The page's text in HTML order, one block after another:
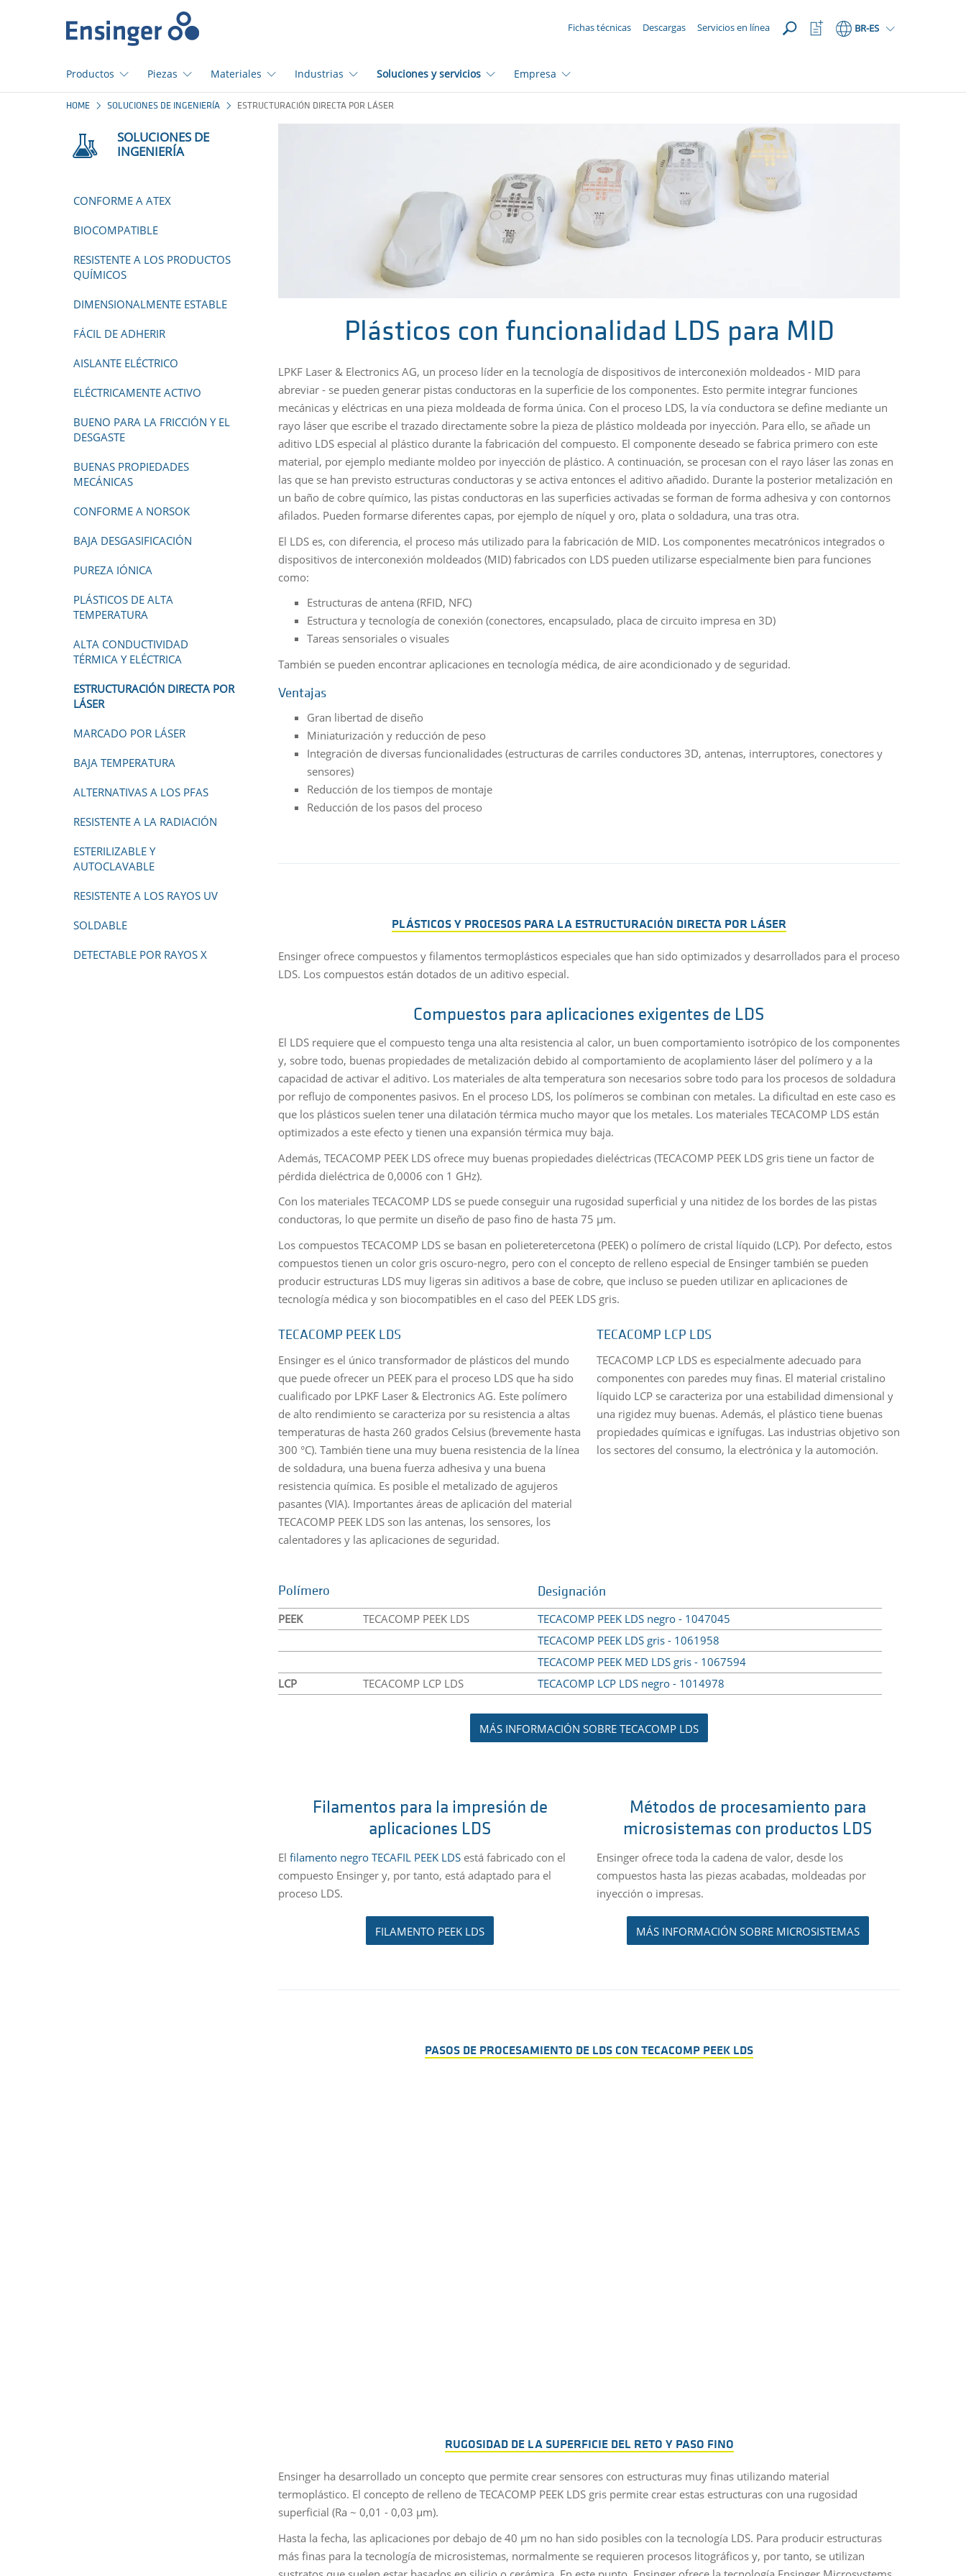
Fichas técnicas Descargas Servicios en línea BR-ES
Abrir
lista
Productos Piezas Materiales Industrias Soluciones y servicios Empresa
HOME SOLUCIONES DE INGENIERÍA ESTRUCTURACIÓN DIRECTA POR LÁSER
SOLUCIONES DE
INGENIERÍA
CONFORME A ATEX
BIOCOMPATIBLE
RESISTENTE A LOS PRODUCTOS
QUÍMICOS
DIMENSIONALMENTE ESTABLE
FÁCIL DE ADHERIR
AISLANTE ELÉCTRICO
ELÉCTRICAMENTE ACTIVO
BUENO PARA LA FRICCIÓN Y EL
DESGASTE
BUENAS PROPIEDADES
MECÁNICAS
CONFORME A NORSOK
BAJA DESGASIFICACIÓN
PUREZA IÓNICA
PLÁSTICOS DE ALTA
TEMPERATURA
ALTA CONDUCTIVIDAD
TÉRMICA Y ELÉCTRICA
ESTRUCTURACIÓN DIRECTA POR
LÁSER
MARCADO POR LÁSER
BAJA TEMPERATURA
ALTERNATIVAS A LOS PFAS
RESISTENTE A LA RADIACIÓN
ESTERILIZABLE Y
AUTOCLAVABLE
RESISTENTE A LOS RAYOS UV
SOLDABLE
DETECTABLE POR RAYOS X
Plásticos con funcionalidad LDS para MID
LPKF Laser & Electronics AG, un proceso líder en la tecnología de dispositivos de interconexión moldeados - MID para
abreviar - se pueden generar pistas conductoras en la superficie de los componentes. Esto permite integrar funciones
mecánicas y eléctricas en una pieza moldeada de forma única. Con el proceso LDS, la vía conductora se define mediante un
rayo láser que escribe el trazado directamente sobre la pieza de plástico moldeada por inyección. Para ello, se añade un
aditivo LDS especial al plástico durante la fabricación del compuesto. El componente deseado se fabrica primero con este
material, por ejemplo mediante moldeo por inyección de plástico. A continuación, se procesan con el rayo láser las zonas en
las que se han previsto estructuras conductoras y se activa entonces el aditivo añadido. Durante la posterior metalización en
un baño de cobre químico, las pistas conductoras en las superficies activadas se forman de forma adhesiva y con contornos
afilados. Pueden formarse diferentes capas, por ejemplo de níquel y oro, plata o soldadura, una tras otra.
El LDS es, con diferencia, el proceso más utilizado para la fabricación de MID. Los componentes mecatrónicos integrados o
dispositivos de interconexión moldeados (MID) fabricados con LDS pueden utilizarse especialmente bien para funciones
como:
Estructuras de antena (RFID, NFC)
Estructura y tecnología de conexión (conectores, encapsulado, placa de circuito impresa en 3D)
Tareas sensoriales o visuales
También se pueden encontrar aplicaciones en tecnología médica, de aire acondicionado y de seguridad.
Ventajas
Gran libertad de diseño
Miniaturización y reducción de peso
Integración de diversas funcionalidades (estructuras de carriles conductores 3D, antenas, interruptores, conectores y
sensores)
Reducción de los tiempos de montaje
Reducción de los pasos del proceso
PLÁSTICOS Y PROCESOS PARA LA ESTRUCTURACIÓN DIRECTA POR LÁSER
Ensinger ofrece compuestos y filamentos termoplásticos especiales que han sido optimizados y desarrollados para el proceso
LDS. Los compuestos están dotados de un aditivo especial.
Compuestos para aplicaciones exigentes de LDS
El LDS requiere que el compuesto tenga una alta resistencia al calor, un buen comportamiento isotrópico de los componentes
y, sobre todo, buenas propiedades de metalización debido al comportamiento de acoplamiento láser del polímero y a la
capacidad de activar el aditivo. Los materiales de alta temperatura son necesarios sobre todo para los procesos de soldadura
por reflujo de componentes pasivos. En el proceso LDS, los polímeros se combinan con metales. La dificultad en este caso es
que los plásticos suelen tener una dilatación térmica mucho mayor que los metales. Los materiales TECACOMP LDS están
optimizados a este efecto y tienen una expansión térmica muy baja.
Además, TECACOMP PEEK LDS ofrece muy buenas propiedades dieléctricas (TECACOMP PEEK LDS gris tiene un factor de
pérdida dieléctrica de 0,0006 con 1 GHz).
Con los materiales TECACOMP LDS se puede conseguir una rugosidad superficial y una nitidez de los bordes de las pistas
conductoras, lo que permite un diseño de paso fino de hasta 75 µm.
Los compuestos TECACOMP LDS se basan en polieteretercetona (PEEK) o polímero de cristal líquido (LCP). Por defecto, estos
compuestos tienen un color gris oscuro-negro, pero con el concepto de relleno especial de Ensinger también se pueden
producir estructuras LDS muy ligeras sin aditivos a base de cobre, que incluso se pueden utilizar en aplicaciones de
tecnología médica y son biocompatibles en el caso del PEEK LDS gris.
TECACOMP PEEK LDS
Ensinger es el único transformador de plásticos del mundo
que puede ofrecer un PEEK para el proceso LDS que ha sido
cualificado por LPKF Laser & Electronics AG. Este polímero
de alto rendimiento se caracteriza por su resistencia a altas
temperaturas de hasta 260 grados Celsius (brevemente hasta
300 °C). También tiene una muy buena resistencia de la línea
de soldadura, una buena fuerza adhesiva y una buena
resistencia química. Es posible el metalizado de agujeros
pasantes (VIA). Importantes áreas de aplicación del material
TECACOMP PEEK LDS son las antenas, los sensores, los
calentadores y las aplicaciones de seguridad.
TECACOMP LCP LDS
TECACOMP LCP LDS es especialmente adecuado para
componentes con paredes muy finas. El material cristalino
líquido LCP se caracteriza por una estabilidad dimensional y
una rigidez muy buenas. Además, el plástico tiene buenas
propiedades químicas e ignífugas. Las industrias objetivo son
los sectores del consumo, la electrónica y la automoción.
Polímero Designación
PEEK TECACOMP PEEK LDS
TECACOMP PEEK LDS negro - 1047045
TECACOMP PEEK LDS gris - 1061958
TECACOMP PEEK MED LDS gris - 1067594
LCP
TECACOMP LCP LDS TECACOMP LCP LDS negro - 1014978
MÁS INFORMACIÓN SOBRE TECACOMP LDS
Filamentos para la impresión de
aplicaciones LDS
El filamento negro TECAFIL PEEK LDS está fabricado con el
compuesto Ensinger y, por tanto, está adaptado para el
proceso LDS.
FILAMENTO PEEK LDS
Métodos de procesamiento para
microsistemas con productos LDS
Ensinger ofrece toda la cadena de valor, desde los
compuestos hasta las piezas acabadas, moldeadas por
inyección o impresas.
MÁS INFORMACIÓN SOBRE MICROSISTEMAS
PASOS DE PROCESAMIENTO DE LDS CON TECACOMP PEEK LDS
RUGOSIDAD DE LA SUPERFICIE DEL RETO Y PASO FINO
Ensinger ha desarrollado un concepto que permite crear sensores con estructuras muy finas utilizando material
termoplástico. El concepto de relleno de TECACOMP PEEK LDS gris permite crear estas estructuras con una rugosidad
superficial (Ra ~ 0,01 - 0,03 µm).
Hasta la fecha, las aplicaciones por debajo de 40 µm no han sido posibles con la tecnología LDS. Para producir estructuras
más finas para la tecnología de microsistemas, normalmente se requieren procesos litográficos y, por tanto, se utilizan